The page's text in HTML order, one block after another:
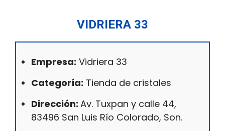
VIDRIERA 33
Empresa: Vidriera 33
Categoría: Tienda de cristales
Dirección: Av. Tuxpan y calle 44,
83496 San Luis Río Colorado, Son.